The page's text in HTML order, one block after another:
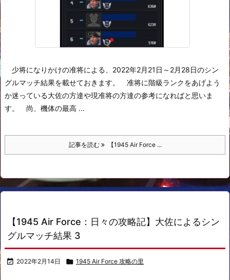
少将になりかけの准将による、2022年2月21日～2月28日のシン
グルマッチ結果を載せておきます。
准将に階級ランクをあげよう
か迷っている大佐の方達や現准将の方達の参考になればと思いま
す。
尚、機体の最高 ...
記事を読む 【1945 Air Force ...
【1945 Air Force：日々の攻略記】大佐によるシン
グルマッチ結果 3
 2022年2月14日  1945 Air Force 攻略の里